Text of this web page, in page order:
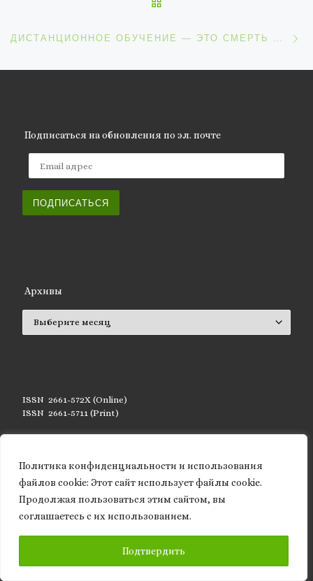
Политика конфиденциальности и использования
файлов сookie: Этот сайт использует файлы cookie.
Продолжая пользоваться этим сайтом, вы
соглашаетесь с их использованием.
Подтвердить
ДИСТАНЦИОННОЕ ОБУЧЕНИЕ — ЭТО СМЕРТЬ ОБРАЗОВАНИЯ — ИТАЛЬЯНСКИЙ ПРОФЕССОР
Подписаться на обновления по эл. почте
ПОДПИСАТЬСЯ
Архивы
ISSN 2661-572X (Online)
ISSN 2661-5711 (Print)
Статистика блога
2 302 619 просмотров